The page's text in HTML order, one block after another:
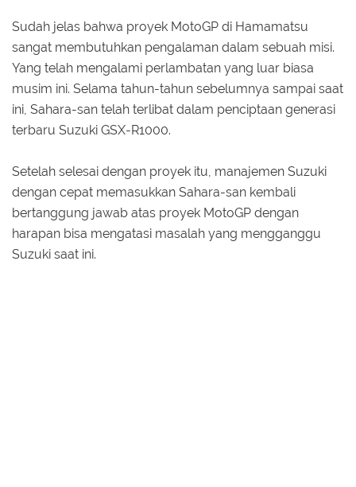
Sudah jelas bahwa proyek MotoGP di Hamamatsu
sangat membutuhkan pengalaman dalam sebuah misi.
Yang telah mengalami perlambatan yang luar biasa
musim ini. Selama tahun-tahun sebelumnya sampai saat
ini, Sahara-san telah terlibat dalam penciptaan generasi
terbaru Suzuki GSX-R1000.
Setelah selesai dengan proyek itu, manajemen Suzuki
dengan cepat memasukkan Sahara-san kembali
bertanggung jawab atas proyek MotoGP dengan
harapan bisa mengatasi masalah yang mengganggu
Suzuki saat ini.